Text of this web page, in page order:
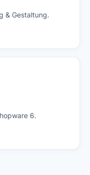
& Gestaltung.
6.